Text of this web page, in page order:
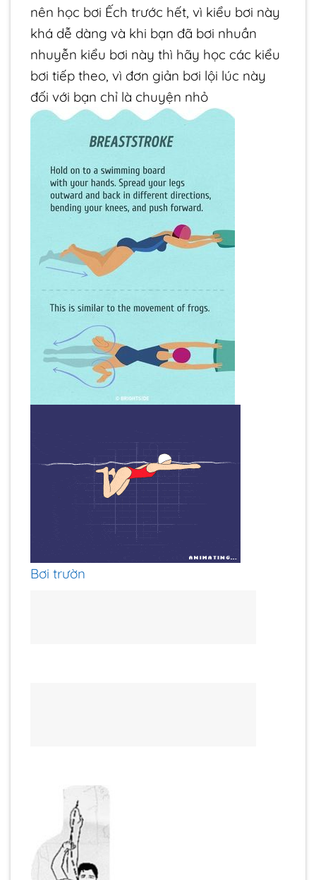
nên học bơi Ếch trước hết, vì kiểu bơi này
khá dễ dàng và khi bạn đã bơi nhuần
nhuyễn kiểu bơi này thì hãy học các kiểu
bơi tiếp theo, vì đơn giản bơi lội lúc này
đối với bạn chỉ là chuyện nhỏ
Bơi trườn